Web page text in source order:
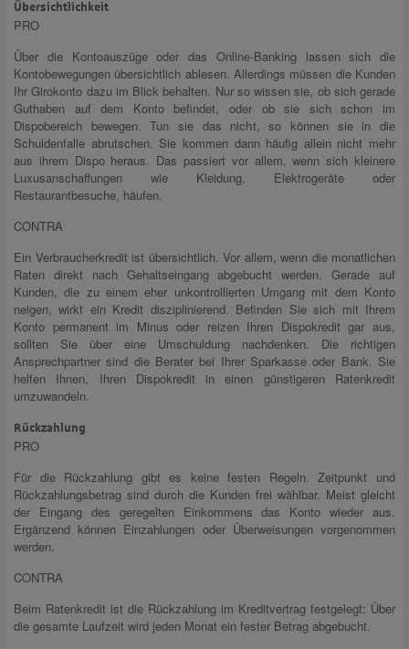
Übersichtlichkeit
PRO
Über die Kontoauszüge oder das Online-Banking lassen sich die
Kontobewegungen übersichtlich ablesen. Allerdings müssen die Kunden
Ihr Girokonto dazu im Blick behalten. Nur so wissen sie, ob sich gerade
Guthaben auf dem Konto befindet, oder ob sie sich schon im
Dispobereich bewegen. Tun sie das nicht, so können sie in die
Schuldenfalle abrutschen. Sie kommen dann häufig allein nicht mehr
aus ihrem Dispo heraus. Das passiert vor allem, wenn sich kleinere
Luxusanschaffungen wie Kleidung, Elektrogeräte oder
Restaurantbesuche, häufen.
CONTRA
Ein Verbraucherkredit ist übersichtlich. Vor allem, wenn die monatlichen
Raten direkt nach Gehaltseingang abgebucht werden. Gerade auf
Kunden, die zu einem eher unkontrollierten Umgang mit dem Konto
neigen, wirkt ein Kredit disziplinierend. Befinden Sie sich mit Ihrem
Konto permanent im Minus oder reizen Ihren Dispokredit gar aus,
sollten Sie über eine Umschuldung nachdenken. Die richtigen
Ansprechpartner sind die Berater bei Ihrer Sparkasse oder Bank. Sie
helfen Ihnen, Ihren Dispokredit in einen günstigeren Ratenkredit
umzuwandeln.
Rückzahlung
PRO
Für die Rückzahlung gibt es keine festen Regeln. Zeitpunkt und
Rückzahlungsbetrag sind durch die Kunden frei wählbar. Meist gleicht
der Eingang des geregelten Einkommens das Konto wieder aus.
Ergänzend können Einzahlungen oder Überweisungen vorgenommen
werden.
CONTRA
Beim Ratenkredit ist die Rückzahlung im Kreditvertrag festgelegt: Über
die gesamte Laufzeit wird jeden Monat ein fester Betrag abgebucht.